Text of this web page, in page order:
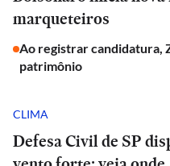
marqueteiros
Ao registrar candidatura,
patrimônio
CLIMA
Defesa Civil de SP